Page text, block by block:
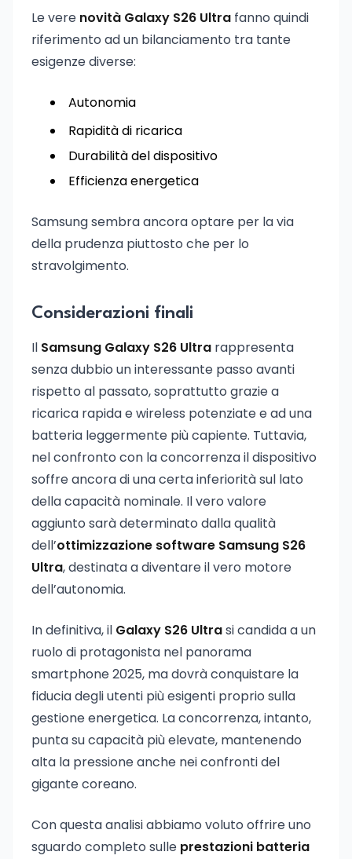
Le vere novità Galaxy S26 Ultra fanno quindi
riferimento ad un bilanciamento tra tante
esigenze diverse:
Autonomia
Rapidità di ricarica
Durabilità del dispositivo
Efficienza energetica
Samsung sembra ancora optare per la via
della prudenza piuttosto che per lo
stravolgimento.
Considerazioni finali
Il Samsung Galaxy S26 Ultra rappresenta
senza dubbio un interessante passo avanti
rispetto al passato, soprattutto grazie a
ricarica rapida e wireless potenziate e ad una
batteria leggermente più capiente. Tuttavia,
nel confronto con la concorrenza il dispositivo
soffre ancora di una certa inferiorità sul lato
della capacità nominale. Il vero valore
aggiunto sarà determinato dalla qualità
dell’ottimizzazione software Samsung S26
Ultra, destinata a diventare il vero motore
dell’autonomia.
In definitiva, il Galaxy S26 Ultrasi candida a un
ruolo di protagonista nel panorama
smartphone 2025, ma dovrà conquistare la
fiducia degli utenti più esigenti proprio sulla
gestione energetica. La concorrenza, intanto,
punta su capacità più elevate, mantenendo
alta la pressione anche nei confronti del
gigante coreano.
Con questa analisi abbiamo voluto offrire uno
sguardo completo sulle prestazioni batteria